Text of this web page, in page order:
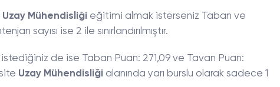
Uzay Mühendisliği eğitimi almak isterseniz Taban ve
sayısı ise 2 ile sınırlandırılmıştır.
de ise Taban Puan: 271,09 ve Tavan Puan:
Uzay Mühendisliği alanında yarı burslu olarak sadece 1